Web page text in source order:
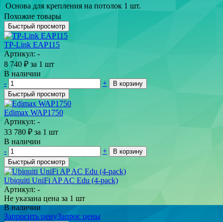
Основа для крепления на потолок 1 шт.
Похожие товары
Быстрый просмотр
TP-Link EAP115
Артикул: -
8 740 ₽ за 1 шт
В наличии
-
+
В корзину
Быстрый просмотр
Edimax WAP1750
Артикул: -
33 780 ₽ за 1 шт
В наличии
-
+
В корзину
Быстрый просмотр
Ubiquiti UniFi AP AC Edu (4-pack)
Артикул: -
Не указана цена за 1 шт
В наличии
Запросить ценуЗапрос цены